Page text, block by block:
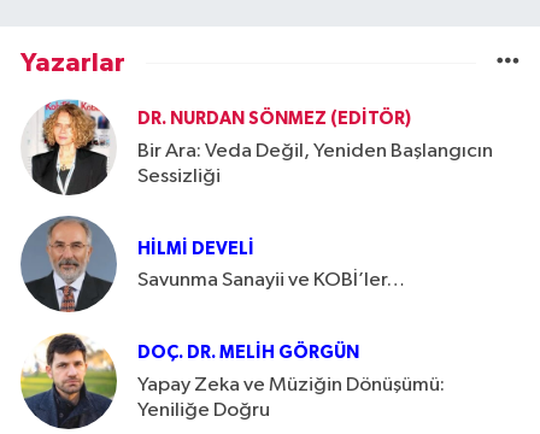
Yazarlar
DR. NURDAN SÖNMEZ (EDITÖR)
Bir Ara: Veda Değil, Yeniden Başlangıcın
Sessizliği
HILMI DEVELI
Savunma Sanayii ve KOBİ’ler…
DOÇ. DR. MELIH GÖRGÜN
Yapay Zeka ve Müziğin Dönüşümü:
Yeniliğe Doğru